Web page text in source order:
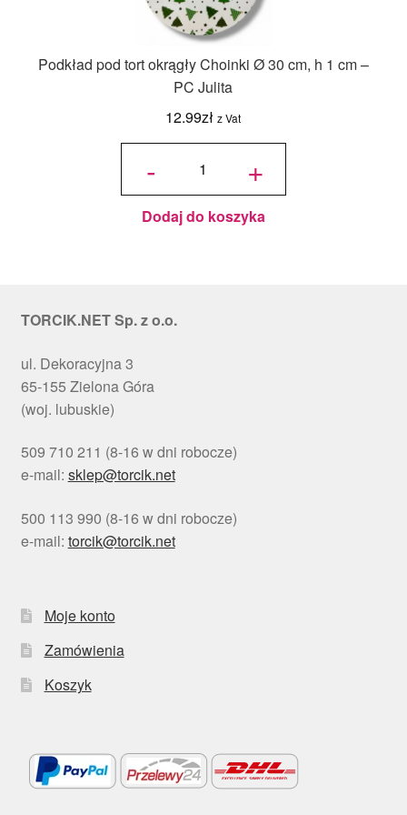
Podkład pod tort okrągły Choinki Ø 30 cm, h 1 cm –
PC Julita
12.99zł z Vat
-
ilość
okrągły
Choinki
Ø 30
cm, h 1
cm - PC
+
Dodaj do koszyka
TORCIK.NET Sp. z o.o.
ul. Dekoracyjna 3
65-155 Zielona Góra
(woj. lubuskie)
509 710 211 (8-16 w dni robocze)
e-mail: sklep@torcik.net
500 113 990 (8-16 w dni robocze)
e-mail: torcik@torcik.net
Moje konto
Zamówienia
Koszyk